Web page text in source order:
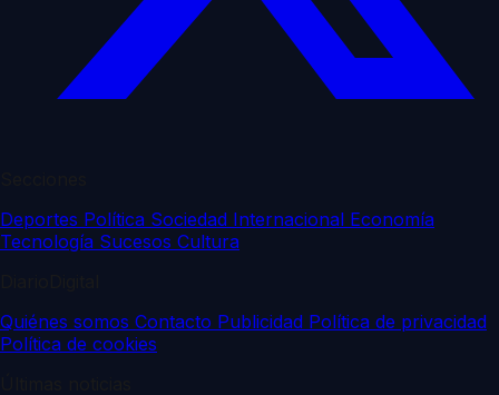
Deportes Política Sociedad Internacional Economía
Tecnología Sucesos Cultura
Quiénes somos Contacto Publicidad Política de privacidad
Política de cookies